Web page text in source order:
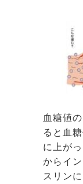
血糖値
ると血
に上が
からイ
スリン